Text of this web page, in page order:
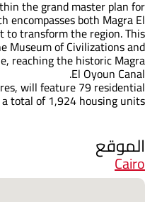
the grand master plan for
encompasses both Magra El
to transform the region. This
Museum of Civilizations and
reaching the historic Magra
El Oyoun Canal.
will feature 79 residential
total of 1,924 housing units.
الموقع
Cairo